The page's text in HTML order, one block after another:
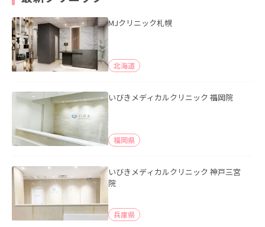
MJクリニック札幌
北海道
いびきメディカルクリニック 福岡院
福岡県
いびきメディカルクリニック 神戸三宮
院
兵庫県